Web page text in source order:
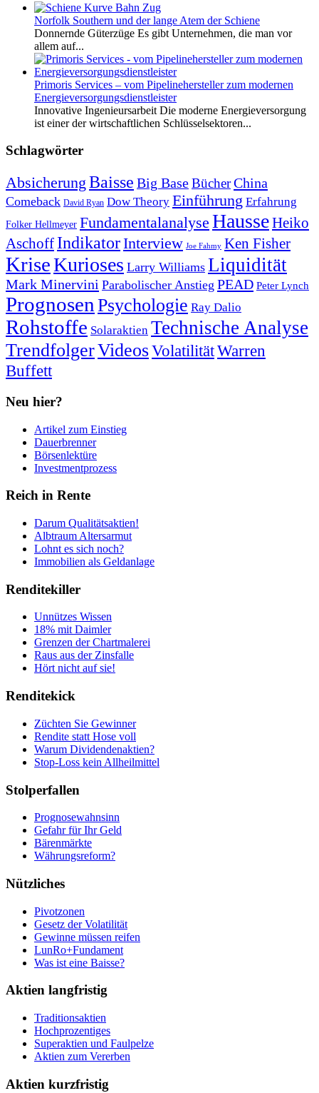
Norfolk Southern und der lange Atem der Schiene
Donnernde Güterzüge Es gibt Unternehmen, die man vor
allem auf...
Primoris Services – vom Pipelinehersteller zum modernen
Energieversorgungsdienstleister
Innovative Ingenieursarbeit Die moderne Energieversorgung
ist einer der wirtschaftlichen Schlüsselsektoren...
Schlagwörter
Absicherung Baisse Big BaseBücherChina
Comeback David Ryan Dow Theory Einführung Erfahrung
Folker Hellmeyer Fundamentalanalyse HausseHeiko
Aschoff IndikatorInterview Joe Fahmy Ken Fisher
KriseKurioses Larry Williams Liquidität
Mark Minervini Parabolischer Anstieg PEAD Peter Lynch
Prognosen Psychologie Ray Dalio
Rohstoffe Solaraktien Technische Analyse
TrendfolgerVideosVolatilitätWarren
Buffett
Neu hier?
Artikel zum Einstieg
Dauerbrenner
Börsenlektüre
Investmentprozess
Reich in Rente
Darum Qualitätsaktien!
Albtraum Altersarmut
Lohnt es sich noch?
Immobilien als Geldanlage
Renditekiller
Unnützes Wissen
18% mit Daimler
Grenzen der Chartmalerei
Raus aus der Zinsfalle
Hört nicht auf sie!
Renditekick
Züchten Sie Gewinner
Rendite statt Hose voll
Warum Dividendenaktien?
Stop-Loss kein Allheilmittel
Stolperfallen
Prognosewahnsinn
Gefahr für Ihr Geld
Bärenmärkte
Währungsreform?
Nützliches
Pivotzonen
Gesetz der Volatilität
Gewinne müssen reifen
LunRo+Fundament
Was ist eine Baisse?
Aktien langfristig
Traditionsaktien
Hochprozentiges
Superaktien und Faulpelze
Aktien zum Vererben
Aktien kurzfristig